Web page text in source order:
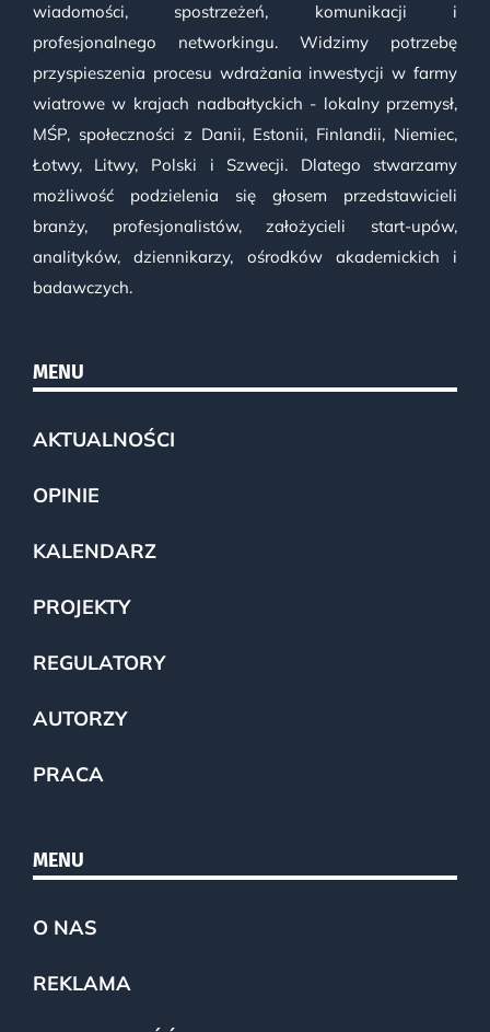
wiadomości, spostrzeżeń, komunikacji i
profesjonalnego networkingu. Widzimy potrzebę
przyspieszenia procesu wdrażania inwestycji w farmy
wiatrowe w krajach nadbałtyckich - lokalny przemysł,
MŚP, społeczności z Danii, Estonii, Finlandii, Niemiec,
Łotwy, Litwy, Polski i Szwecji. Dlatego stwarzamy
możliwość podzielenia się głosem przedstawicieli
branży, profesjonalistów, założycieli start-upów,
analityków, dziennikarzy, ośrodków akademickich i
badawczych.
MENU
AKTUALNOŚCI
OPINIE
KALENDARZ
PROJEKTY
REGULATORY
AUTORZY
PRACA
MENU
O NAS
REKLAMA